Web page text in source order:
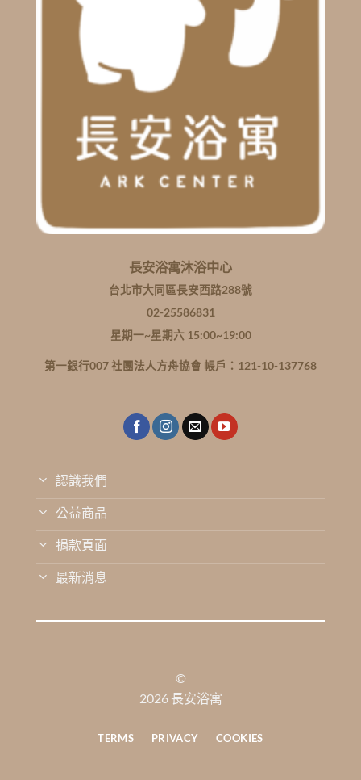
長安浴寓沐浴中心
台北市大同區長安西路288號
02-25586831
星期一~星期六 15:00~19:00
第一銀行007 社團法人方舟協會 帳戶：121-10-137768
認識我們
公益商品
捐款頁面
最新消息
©
2026 長安浴寓
TERMS PRIVACY COOKIES